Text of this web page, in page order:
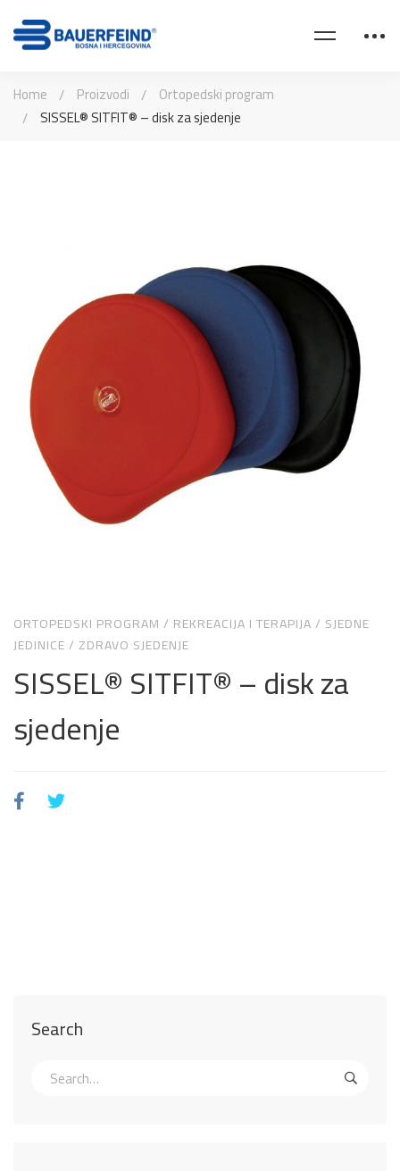
Home Proizvodi
Ortopedski program
SISSEL® SITFIT® – disk za sjedenje
Search
ORTOPEDSKI PROGRAM / REKREACIJA I TERAPIJA/ SJEDNE
JEDINICE/ ZDRAVO SJEDENJE
SISSEL® SITFIT® – disk za
sjedenje